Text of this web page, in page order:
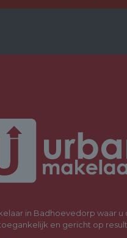
possibilities for an
central heating system (ATAG,
a separate room.
the house is a surprisingly
optimal peace and privacy.
to relax. The property also
storage shed, ideal for hobbies,
in Badhoevedorp waar u
en gericht op